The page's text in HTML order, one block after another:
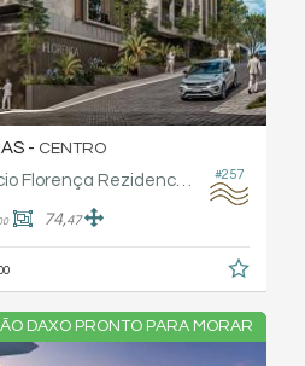
#257
- CENTRO
Apartamento no Edifício Florença Rezidence - Soles
74,47
DAXO PRONTO PARA MORAR